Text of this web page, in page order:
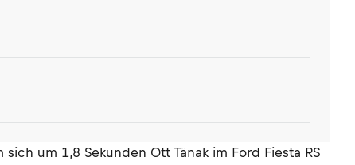
um 1,8 Sekunden Ott Tänak im Ford Fiesta RS